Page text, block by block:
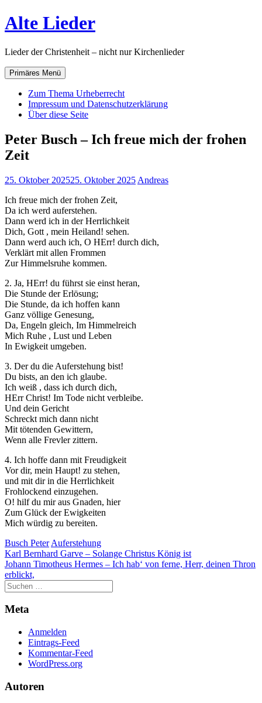
Zum
Inhalt
Alte Lieder
Lieder der Christenheit – nicht nur Kirchenlieder
Primäres Menü
Zum Thema Urheberrecht
Impressum und Datenschutzerklärung
Über diese Seite
Peter Busch – Ich freue mich der frohen
Zeit
25. Oktober 202525. Oktober 2025 Andreas
Ich freue mich der frohen Zeit,
Da ich werd auferstehen.
Dann werd ich in der Herrlichkeit
Dich, Gott , mein Heiland! sehen.
Dann werd auch ich, O HErr! durch dich,
Verklärt mit allen Frommen
Zur Himmelsruhe kommen.
2. Ja, HErr! du führst sie einst heran,
Die Stunde der Erlösung;
Die Stunde, da ich hoffen kann
Ganz völlige Genesung,
Da, Engeln gleich, Im Himmelreich
Mich Ruhe , Lust und Leben
In Ewigkeit umgeben.
3. Der du die Auferstehung bist!
Du bists, an den ich glaube.
Ich weiß , dass ich durch dich,
HErr Christ! Im Tode nicht verbleibe.
Und dein Gericht
Schreckt mich dann nicht
Mit tötenden Gewittern,
Wenn alle Frevler zittern.
4. Ich hoffe dann mit Freudigkeit
Vor dir, mein Haupt! zu stehen,
und mit dir in die Herrlichkeit
Frohlockend einzugehen.
O! hilf du mir aus Gnaden, hier
Zum Glück der Ewigkeiten
Mich würdig zu bereiten.
Busch Peter Auferstehung
Beitragsnavigation
Karl Bernhard Garve – Solange Christus König ist
Johann Timotheus Hermes – Ich hab‘ von ferne, Herr, deinen Thron
erblickt,
Meta
Anmelden
Eintrags-Feed
Kommentar-Feed
WordPress.org
Autoren